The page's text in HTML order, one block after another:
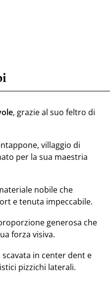
, grazie al suo feltro di
villaggio di
per la sua maestria
nobile che
e tenuta impeccabile.
generosa che
forza visiva.
scavata in center dent e
pizzichi laterali.